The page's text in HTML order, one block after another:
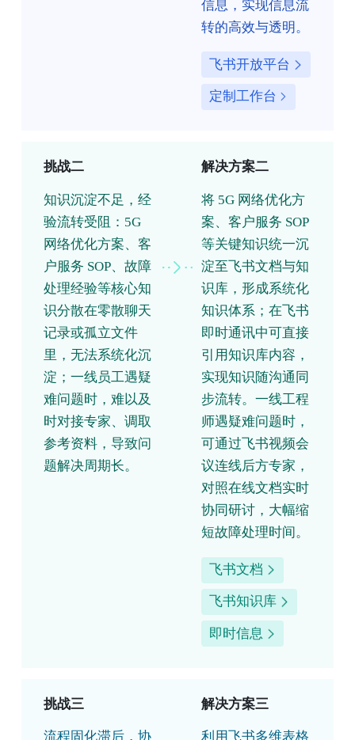
信息，实现信息流
转的高效与透明。
飞书开放平台
定制工作台
挑战二
知识沉淀不足，经
验流转受阻：5G
网络优化方案、客
户服务 SOP、故障
处理经验等核心知
识分散在零散聊天
记录或孤立文件
里，无法系统化沉
淀；一线员工遇疑
难问题时，难以及
时对接专家、调取
参考资料，导致问
题解决周期长。
解决方案二
将 5G 网络优化方
案、客户服务 SOP
等关键知识统一沉
淀至飞书文档与知
识库，形成系统化
知识体系；在飞书
即时通讯中可直接
引用知识库内容，
实现知识随沟通同
步流转。一线工程
师遇疑难问题时，
可通过飞书视频会
议连线后方专家，
对照在线文档实时
协同研讨，大幅缩
短故障处理时间。
飞书文档
飞书知识库
即时信息
挑战三
流程固化滞后，协
解决方案三
利用飞书多维表格